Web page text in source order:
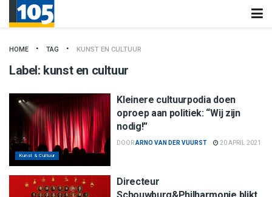
HOME TAG KUNST EN CULTUUR
Label: kunst en cultuur
Kunst & Cultuur
Kleinere cultuurpodia doen
oproep aan politiek: “Wij zijn
nodig!”
DOORARNO VAN DER VUURST 20 APRIL 2021
Directeur
Schouwburg&Philharmonie blikt